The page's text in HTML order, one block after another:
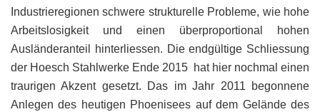
Industrieregionen schwere strukturelle Probleme, wie hohe
Arbeitslosigkeit und einen überproportional hohen
Ausländeranteil hinterliessen. Die endgültige Schliessung
der Hoesch Stahlwerke Ende 2015 hat hier nochmal einen
traurigen Akzent gesetzt. Das im Jahr 2011 begonnene
Anlegen des heutigen Phoenisees auf dem Gelände des